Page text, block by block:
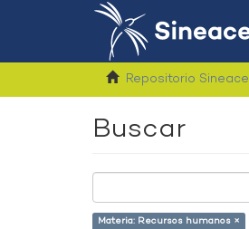
Repositorio Sineace
Buscar
Materia: Recursos humanos ×